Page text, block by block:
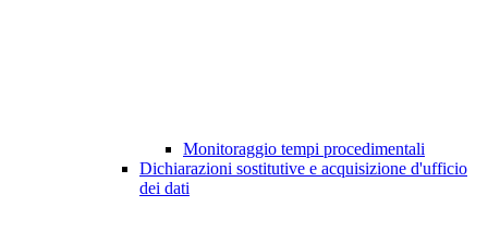
Monitoraggio tempi procedimentali
Dichiarazioni sostitutive e acquisizione d'ufficio
dei dati